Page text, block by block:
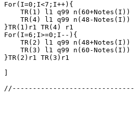
For(I=0;I<7;I++){
    TR(1) l1 q99 n(60+Notes(I))
    TR(4) l1 q99 n(48-Notes(I))
}TR(1)r1 TR(4) r1
For(I=6;I>=0;I--){
    TR(2) l1 q99 n(48+Notes(I))
    TR(3) l1 q99 n(60-Notes(I))
}TR(2)r1 TR(3)r1